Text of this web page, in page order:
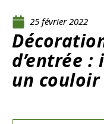
25 février 2022
d’entrée
un